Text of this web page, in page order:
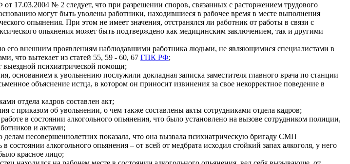
17.03.2004 № 2 следует, что при разрешении споров, связанных с расторжением трудового
могут быть уволены работники, находившиеся в рабочее время в месте выполнения
опьянения. При этом не имеет значения, отстранялся ли работник от работы в связи с
опьянения может быть подтверждено как медицинским заключением, так и другими
его внешним проявлениям наблюдавшими работника людьми, не являющимися специалистами в
что вытекает из статей 55, 59 - 60, 67 ГПК РФ;
выездной психиатрической помощи;
основанием к увольнению послужили докладная записка заместителя главного врача по станции
объяснение истца, в котором он приносит извинения за свое некорректное поведение в
отдела кадров составлен акт;
с приказом об увольнении, о чем также составлены акты сотрудниками отдела кадров;
в состоянии алкогольного опьянения, что было установлено на вызове сотрудником полиции,
и актами;
несовершеннолетних показала, что она вызвала психиатрическую бригаду СМП
алкогольного опьянения – от всей от медбрата исходил стойкий запах алкоголя, у него
красное лицо;